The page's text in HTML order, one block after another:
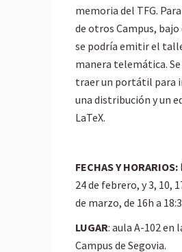
memoria del TFG.
de otros Campus, bajo
se podría emitir el
manera telemática.
traer un portátil para
una distribución y un
LaTeX.
FECHAS Y HORARIOS:
24 de febrero, y 3, 10,
de marzo, de 16h a
LUGAR: aula A-102 en
Campus de Segovia.